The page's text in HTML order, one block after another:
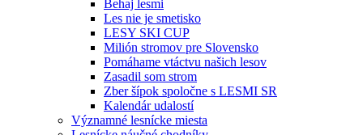
Behaj lesmi
Les nie je smetisko
LESY SKI CUP
Milión stromov pre Slovensko
Pomáhame vtáctvu našich lesov
Zasadil som strom
Zber šípok spoločne s LESMI SR
Kalendár udalostí
Významné lesnícke miesta